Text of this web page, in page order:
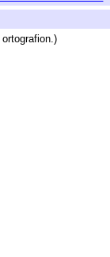
ortografion.)